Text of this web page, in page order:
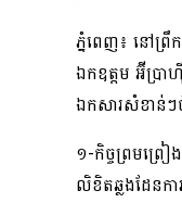
ភ្នំពេញ៖ នៅ​ព្រឹ
ឯកឧត្តម អ៊ីប្រ
ឯកសារ​សំខាន់
១-​កិច្ចព្រមព្រៀ
លិខិតឆ្លងដែន​កា